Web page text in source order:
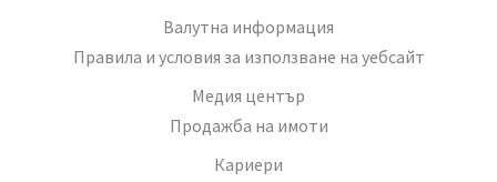
Валутна информация
Правила и условия за използване на уебсайт
Медия център
Продажба на имоти
Кариери